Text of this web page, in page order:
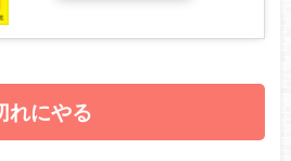
れにやる